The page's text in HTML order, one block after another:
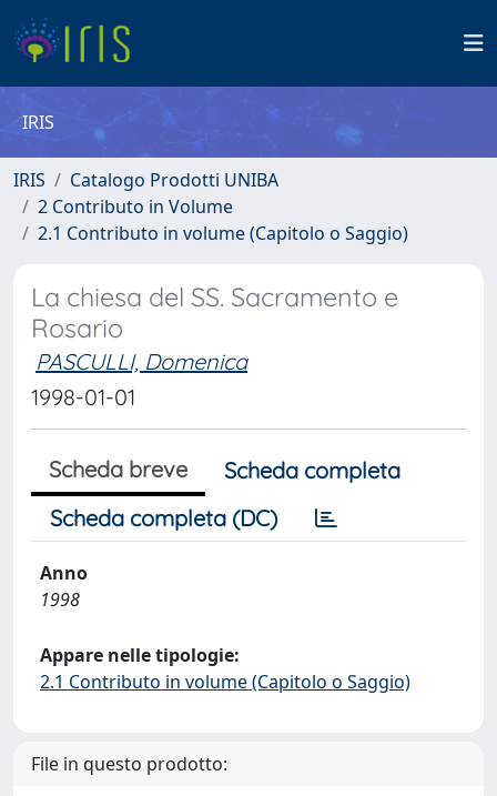
IRIS
IRIS
Catalogo Prodotti UNIBA
2 Contributo in Volume
2.1 Contributo in volume (Capitolo o Saggio)
La chiesa del SS. Sacramento e
Rosario
PASCULLI, Domenica
1998-01-01
Scheda breve
Scheda completa
Scheda completa (DC)
Anno
1998
Appare nelle tipologie:
2.1 Contributo in volume (Capitolo o Saggio)
File in questo prodotto: